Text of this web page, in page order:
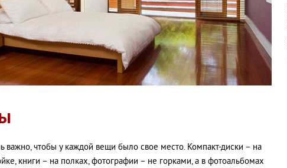
важно, чтобы у каждой вещи было свое место. Компакт-диски – на
книги – на полках, фотографии – не горками, а в фотоальбомах